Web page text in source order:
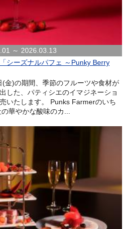
～ 2026.03.13
シーズナルパフェ ～Punky Berry
金)の期間、季節のフルーツや食材が
した、パティシエのイマジネーショ
いたします。 Punks Farmerのいち
華やかな酸味のカ...